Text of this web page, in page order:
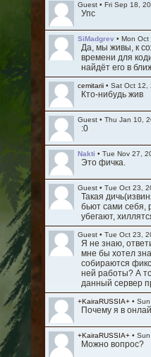
Guest • Fri Sep 18,
Упс
SiMadgrev • Mon
Да, мы живы, к
времени для
найдёт его в
cemitarii • Sat Oct 12,
Кто-нибудь жив
Guest • Thu Jan 10,
:0
Nakti • Tue Nov 27,
Это фичка.
Guest • Tue Oct 23,
Такая
бьют сами себя,
убегают,
Guest • Tue Oct 23,
Я не знаю,
мне бы хотел
собираются
ней работы? А
данный сервер
+KairaRUSSIA+ •
Почему я в
+KairaRUSSIA+ •
Можно вопрос?